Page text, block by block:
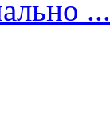
...